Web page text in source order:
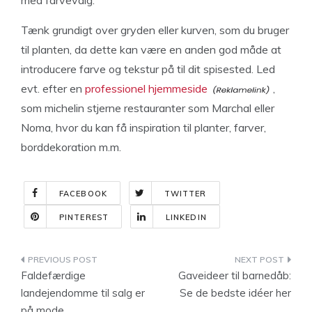
Tænk grundigt over gryden eller kurven, som du bruger
til planten, da dette kan være en anden god måde at
introducere farve og tekstur på til dit spisested. Led
evt. efter en professionel hjemmeside
,
som michelin stjerne restauranter som Marchal eller
Noma, hvor du kan få inspiration til planter, farver,
borddekoration m.m.
FACEBOOK TWITTER
PINTEREST LINKEDIN
Indlægsnavigation
Faldefærdige
landejendomme til salg er
Gaveideer til barnedåb:
Se de bedste idéer her